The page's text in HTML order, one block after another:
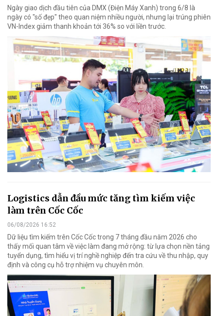
Ngày giao dịch đầu tiên của DMX (Điện Máy Xanh) trong 6/8 là
ngày có "số đẹp" theo quan niệm nhiều người, nhưng lại trúng phiên
VN-Index giảm thanh khoản tới 36% so với liền trước.
Logistics dẫn đầu mức tăng tìm kiếm việc
làm trên Cốc Cốc
06/08/2026 16:52
Dữ liệu tìm kiếm trên Cốc Cốc trong 7 tháng đầu năm 2026 cho
thấy mối quan tâm về việc làm đang mở rộng: từ lựa chọn nền tảng
tuyển dụng, tìm hiểu vị trí nghề nghiệp đến tra cứu về thu nhập, quy
định và công cụ hỗ trợ nhiệm vụ chuyên môn.